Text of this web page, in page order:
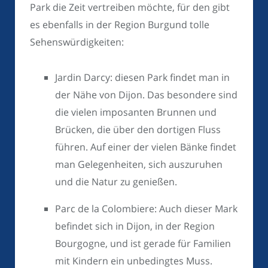
Park die Zeit vertreiben möchte, für den gibt
es ebenfalls in der Region Burgund tolle
Sehenswürdigkeiten:
Jardin Darcy: diesen Park findet man in
der Nähe von Dijon. Das besondere sind
die vielen imposanten Brunnen und
Brücken, die über den dortigen Fluss
führen. Auf einer der vielen Bänke findet
man Gelegenheiten, sich auszuruhen
und die Natur zu genießen.
Parc de la Colombiere: Auch dieser Mark
befindet sich in Dijon, in der Region
Bourgogne, und ist gerade für Familien
mit Kindern ein unbedingtes Muss.